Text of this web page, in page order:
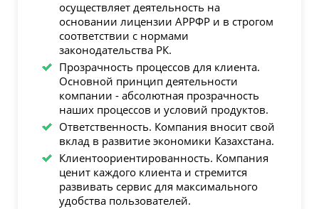
осуществляет деятельность на
основании лицензии АРРФР и в строгом
соответствии с нормами
законодательства РК.
Прозрачность процессов для клиента.
Основной принцип деятельности
компании - абсолютная прозрачность
наших процессов и условий продуктов.
Ответственность. Компания вносит свой
вклад в развитие экономики Казахстана.
Клиентоориентированность. Компания
ценит каждого клиента и стремится
развивать сервис для максимального
удобства пользователей.